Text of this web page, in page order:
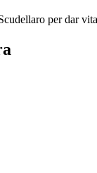
per dar